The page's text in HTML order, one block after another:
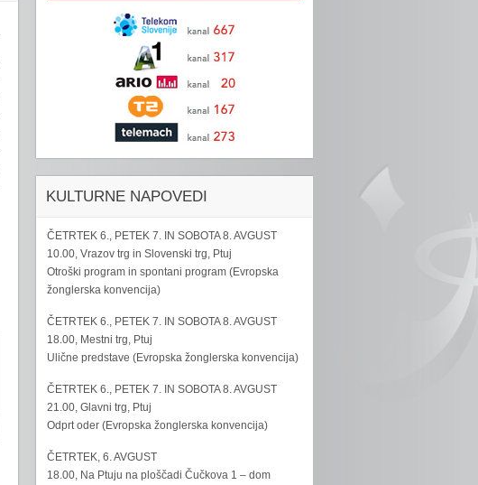
KULTURNE NAPOVEDI
ČETRTEK 6., PETEK 7. IN SOBOTA 8. AVGUST
10.00, Vrazov trg in Slovenski trg, Ptuj
Otroški program in spontani program (Evropska
žonglerska konvencija)
ČETRTEK 6., PETEK 7. IN SOBOTA 8. AVGUST
18.00, Mestni trg, Ptuj
Ulične predstave (Evropska žonglerska konvencija)
ČETRTEK 6., PETEK 7. IN SOBOTA 8. AVGUST
21.00, Glavni trg, Ptuj
Odprt oder (Evropska žonglerska konvencija)
ČETRTEK, 6. AVGUST
18.00, Na Ptuju na ploščadi Čučkova 1 – dom